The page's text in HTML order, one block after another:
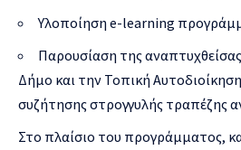
Υλοποίηση e-learning
Παρουσίαση της
Δήμο και την Τοπική
συζήτησης στρογγυλής τραπέζης
Στο πλαίσιο του προγράμματος,